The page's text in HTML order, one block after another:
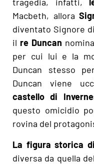
Macbeth, allora
diventato Signore
il re Duncan
per cui lui e la
Duncan stesso
Duncan viene
castello di
questo omicidio
rovina del
La figura storica
diversa da quella